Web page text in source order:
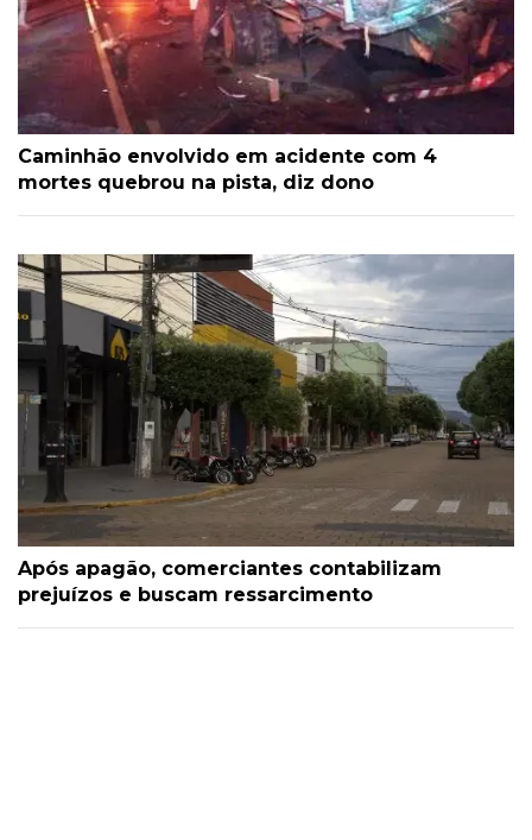
Caminhão envolvido em acidente com 4
mortes quebrou na pista, diz dono
Após apagão, comerciantes contabilizam
prejuízos e buscam ressarcimento